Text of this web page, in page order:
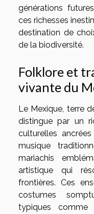
générations
ces richesses
destination de
de la biodiversité.
Folklore et
vivante du
Le Mexique, terre
distingue par un
culturelles
musique
mariachis
artistique qui
frontières. Ces
costumes
typiques